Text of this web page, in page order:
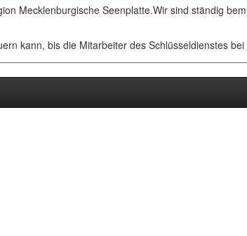
Mecklenburgische Seenplatte.Wir sind ständig
kann, bis die Mitarbeiter des Schlüsseldienstes